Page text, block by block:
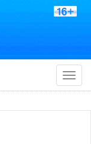
Toggle